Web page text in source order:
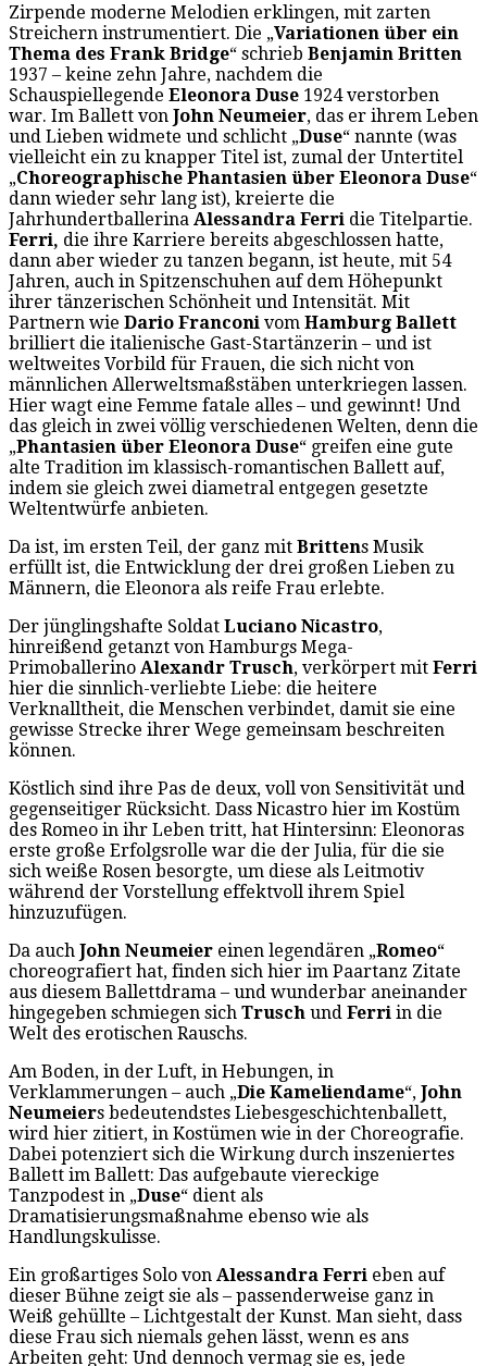
Zirpende moderne Melodien erklingen, mit zarten
Streichern instrumentiert. Die „Variationen über ein
Thema des Frank Bridge“ schrieb Benjamin Britten
1937 – keine zehn Jahre, nachdem die
Schauspiellegende Eleonora Duse 1924 verstorben
war. Im Ballett von John Neumeier, das er ihrem Leben
und Lieben widmete und schlicht „Duse“ nannte (was
vielleicht ein zu knapper Titel ist, zumal der Untertitel
„Choreographische Phantasien über Eleonora Duse“
dann wieder sehr lang ist), kreierte die
Jahrhundertballerina Alessandra Ferri die Titelpartie.
Ferri, die ihre Karriere bereits abgeschlossen hatte,
dann aber wieder zu tanzen begann, ist heute, mit 54
Jahren, auch in Spitzenschuhen auf dem Höhepunkt
ihrer tänzerischen Schönheit und Intensität. Mit
Partnern wie Dario Franconi vom Hamburg Ballett
brilliert die italienische Gast-Startänzerin – und ist
weltweites Vorbild für Frauen, die sich nicht von
männlichen Allerweltsmaßstäben unterkriegen lassen.
Hier wagt eine Femme fatale alles – und gewinnt! Und
das gleich in zwei völlig verschiedenen Welten, denn die
„Phantasien über Eleonora Duse“ greifen eine gute
alte Tradition im klassisch-romantischen Ballett auf,
indem sie gleich zwei diametral entgegen gesetzte
Weltentwürfe anbieten.
Da ist, im ersten Teil, der ganz mit Brittens Musik
erfüllt ist, die Entwicklung der drei großen Lieben zu
Männern, die Eleonora als reife Frau erlebte.
Der jünglingshafte Soldat Luciano Nicastro,
hinreißend getanzt von Hamburgs Mega-
Primoballerino Alexandr Trusch, verkörpert mit Ferri
hier die sinnlich-verliebte Liebe: die heitere
Verknalltheit, die Menschen verbindet, damit sie eine
gewisse Strecke ihrer Wege gemeinsam beschreiten
können.
Köstlich sind ihre Pas de deux, voll von Sensitivität und
gegenseitiger Rücksicht. Dass Nicastro hier im Kostüm
des Romeo in ihr Leben tritt, hat Hintersinn: Eleonoras
erste große Erfolgsrolle war die der Julia, für die sie
sich weiße Rosen besorgte, um diese als Leitmotiv
während der Vorstellung effektvoll ihrem Spiel
hinzuzufügen.
Da auch John Neumeier einen legendären „Romeo“
choreografiert hat, finden sich hier im Paartanz Zitate
aus diesem Ballettdrama – und wunderbar aneinander
hingegeben schmiegen sich Trusch und Ferri in die
Welt des erotischen Rauschs.
Am Boden, in der Luft, in Hebungen, in
Verklammerungen – auch „Die Kameliendame“, John
Neumeiers bedeutendstes Liebesgeschichtenballett,
wird hier zitiert, in Kostümen wie in der Choreografie.
Dabei potenziert sich die Wirkung durch inszeniertes
Ballett im Ballett: Das aufgebaute viereckige
Tanzpodest in „Duse“ dient als
Dramatisierungsmaßnahme ebenso wie als
Handlungskulisse.
Ein großartiges Solo von Alessandra Ferri eben auf
dieser Bühne zeigt sie als – passenderweise ganz in
Weiß gehüllte – Lichtgestalt der Kunst. Man sieht, dass
diese Frau sich niemals gehen lässt, wenn es ans
Arbeiten geht: Und dennoch vermag sie es, jede